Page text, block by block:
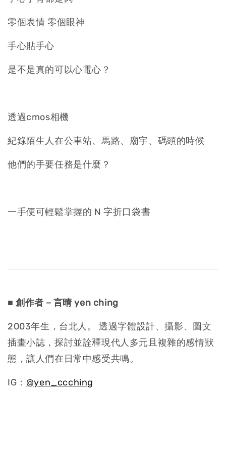
零個表情 零個眼神
手心貼手心
是不是真的可以心電心？
透過cmos相機
紀錄陌生人在公車站、馬路、廟宇、碼頭的時候
他們的手要任務是什麼？
一手便可輕鬆掌握的 N 字折口袋書
■ 創作者－言晴 yen ching
2003年生，台北人。 透過字體設計、攝影、圖文
插畫小誌，探討並詮釋現代人多元且複雜的感情狀
態，讓人們在日常中感受共鳴。
IG： @yen_ccching